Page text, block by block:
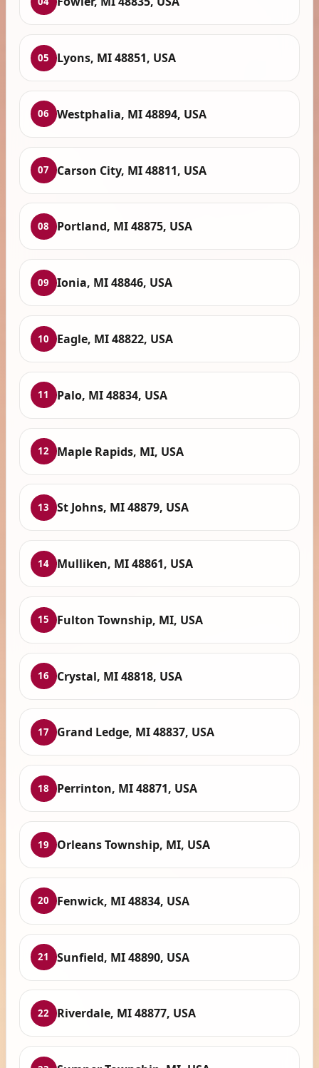
05 Lyons, MI 48851, USA
06 Westphalia, MI 48894, USA
07 Carson City, MI 48811, USA
08 Portland, MI 48875, USA
09 Ionia, MI 48846, USA
10 Eagle, MI 48822, USA
11 Palo, MI 48834, USA
12 Maple Rapids, MI, USA
13 St Johns, MI 48879, USA
14 Mulliken, MI 48861, USA
15 Fulton Township, MI, USA
16 Crystal, MI 48818, USA
17 Grand Ledge, MI 48837, USA
18 Perrinton, MI 48871, USA
19 Orleans Township, MI, USA
20 Fenwick, MI 48834, USA
21 Sunfield, MI 48890, USA
22 Riverdale, MI 48877, USA